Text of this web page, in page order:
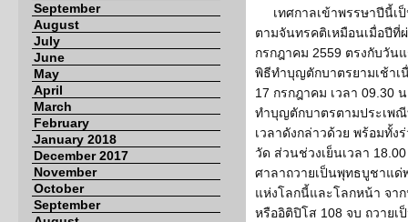
September
August
July
June
May
April
March
February
January 2018
December 2017
November
October
September
เทศกาลเข้าพรรษาปีนี้เ
ตามจันทรคติเหมือนเมื่อปีที่
กรกฎาคม 2559 ตรงกับวัน
พิธีทำบุญตักบาตรยามเช้าเ
17 กรกฎาคม เวลา 09.30
ทำบุญตักบาตรตามประเพ
เวลาดังกล่าวด้วย พร้อมทั้ง
วัด ส่วนช่วงเย็นเวลา
ศาลาถวายเป็นพุทธบูชาแด่
แห่งโลกนี้และโลกหน้า จ
หรืออิติปิโส 108 จบ ถวาย